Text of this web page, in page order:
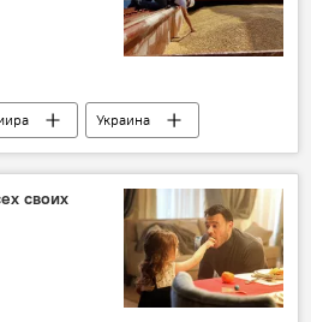
Украина
хозяйства Турции
своих